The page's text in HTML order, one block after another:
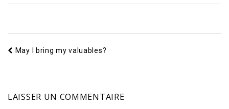
May I bring my valuables?
LAISSER UN COMMENTAIRE